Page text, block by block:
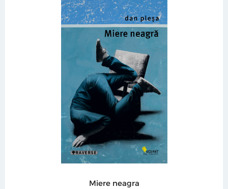
Miere neagra